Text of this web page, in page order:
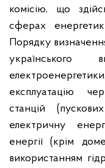
комісію, що
сферах
Порядку
українського
експлуатацію
станцій
електричну
енергії (крім
використанням